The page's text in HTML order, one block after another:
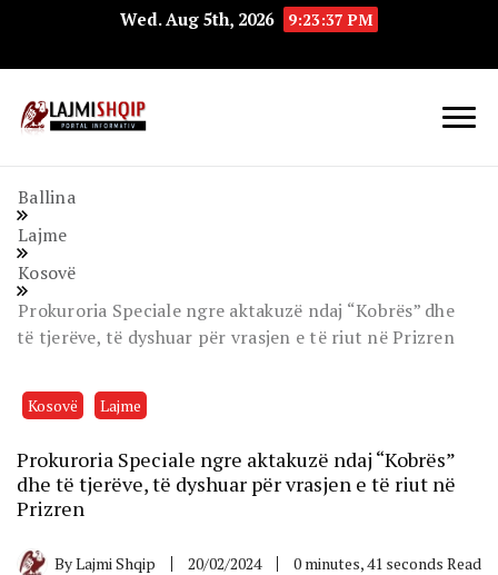
Wed. Aug 5th, 2026 9:23:38 PM
Ballina
Lajme
Kosovë
Prokuroria Speciale ngre aktakuzë ndaj “Kobrës” dhe
të tjerëve, të dyshuar për vrasjen e të riut në Prizren
Kosovë Lajme
Prokuroria Speciale ngre aktakuzë ndaj “Kobrës”
dhe të tjerëve, të dyshuar për vrasjen e të riut në
Prizren
ByLajmi Shqip 20/02/2024 0 minutes, 41 seconds Read